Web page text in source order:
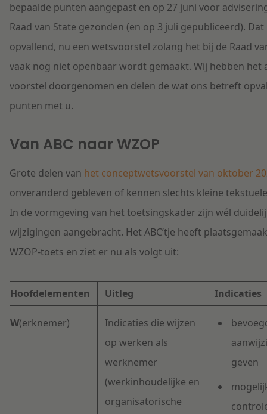
bepaalde punten aangepast en op 27 juni voor
Raad van State gezonden (en op 3 juli gepubliceerd). Dat
opvallend, nu een wetsvoorstel zolang het bij de Raad
vaak nog niet openbaar wordt gemaakt. Wij hebben het
voorstel doorgenomen en delen de wat ons betreft
punten met u.
Van ABC naar WZOP
Grote delen van het conceptwetsvoorstel van oktober
onveranderd gebleven of kennen slechts kleine
In de vormgeving van het toetsingskader zijn wél
wijzigingen aangebracht. Het ABC’tje heeft
WZOP-toets en ziet er nu als volgt uit:
Hoofdelementen Uitleg Indicaties
W(erknemer)
Indicaties die wijzen
op werken als
werknemer
(werkinhoudelijke en
organisatorische
geven